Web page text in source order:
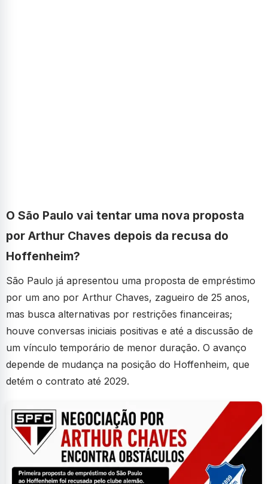
O São Paulo vai tentar uma nova proposta
por Arthur Chaves depois da recusa do
Hoffenheim?
São Paulo já apresentou uma proposta de empréstimo
por um ano por Arthur Chaves, zagueiro de 25 anos,
mas busca alternativas por restrições financeiras;
houve conversas iniciais positivas e até a discussão de
um vínculo temporário de menor duração. O avanço
depende de mudança na posição do Hoffenheim, que
detém o contrato até 2029.